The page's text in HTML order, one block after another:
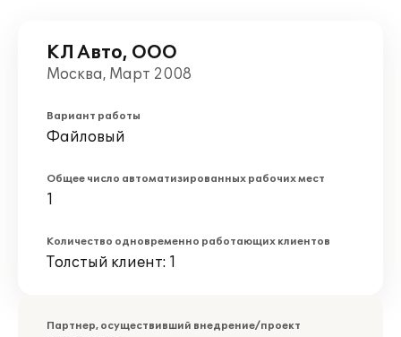
КЛ Авто, ООО
Москва, Март 2008
Вариант работы
Файловый
Общее число автоматизированных рабочих мест
1
Количество одновременно работающих клиентов
Толстый клиент: 1
Партнер, осуществивший внедрение/проект